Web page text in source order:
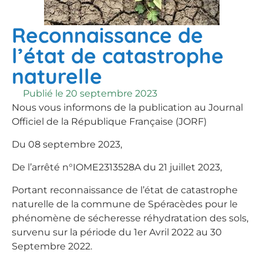
Reconnaissance de
l’état de catastrophe
naturelle
Publié le 20 septembre 2023
Nous vous informons de la publication au Journal
Officiel de la République Française (JORF)
Du 08 septembre 2023,
De l’arrêté n°IOME2313528A du 21 juillet 2023,
Portant reconnaissance de l’état de catastrophe
naturelle de la commune de Spéracèdes pour le
phénomène de sécheresse réhydratation des sols,
survenu sur la période du 1er Avril 2022 au 30
Septembre 2022.